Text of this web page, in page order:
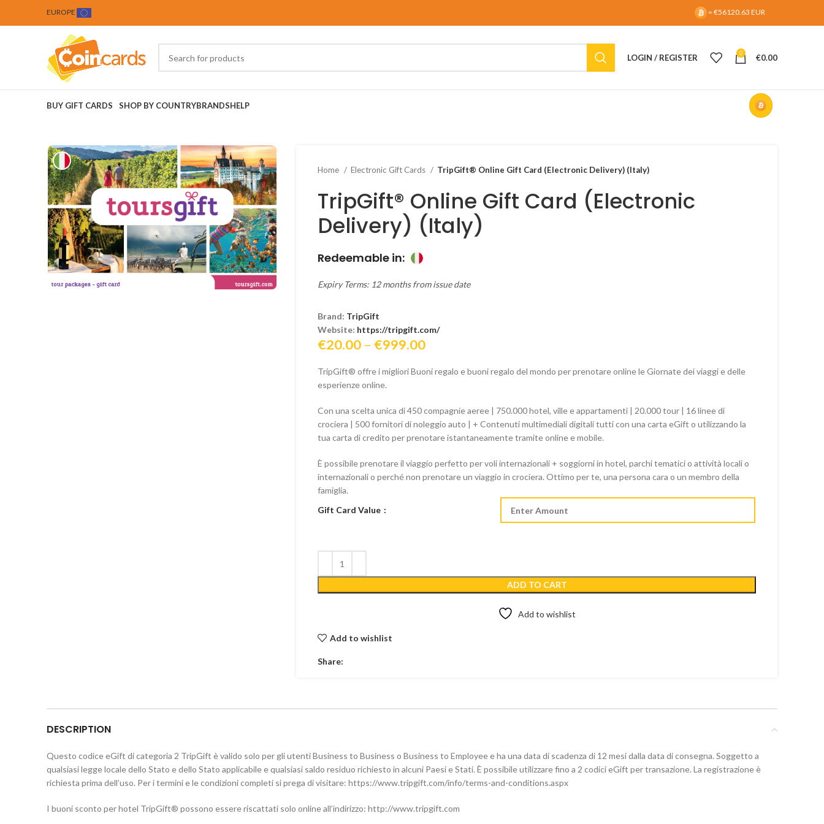
EUROPE = €56120.63 EUR
LOGIN / REGISTER 0 €0.00
BUY GIFT CARDS SHOP BY COUNTRYBRANDSHELP
Home Electronic Gift Cards TripGift® Online Gift Card (Electronic Delivery) (Italy)
TripGift® Online Gift Card (Electronic
Delivery) (Italy)
Redeemable in:
Expiry Terms: 12 months from issue date
Brand: TripGift
Website: https://tripgift.com/
€20.00 – €999.00Price
€20.00
€999.00
TripGift® offre i migliori Buoni regalo e buoni regalo del mondo per prenotare online le Giornate dei viaggi e delle
esperienze online.
Con una scelta unica di 450 compagnie aeree | 750.000 hotel, ville e appartamenti | 20.000 tour | 16 linee di
crociera | 500 fornitori di noleggio auto | + Contenuti multimediali digitali tutti con una carta eGift o utilizzando la
tua carta di credito per prenotare istantaneamente tramite online e mobile.
È possibile prenotare il viaggio perfetto per voli internazionali + soggiorni in hotel, parchi tematici o attività locali o
internazionali o perché non prenotare un viaggio in crociera. Ottimo per te, una persona cara o un membro della
famiglia.
Gift Card Value
ADD TO CART
Add to wishlist
Add to wishlist
Share:
DESCRIPTION
Questo codice eGift di categoria 2 TripGift è valido solo per gli utenti Business to Business o Business to Employee e ha una data di scadenza di 12 mesi dalla data di consegna. Soggetto a
qualsiasi legge locale dello Stato e dello Stato applicabile e qualsiasi saldo residuo richiesto in alcuni Paesi e Stati. È possibile utilizzare fino a 2 codici eGift per transazione. La registrazione è
richiesta prima dell’uso. Per i termini e le condizioni completi si prega di visitare: https://www.tripgift.com/info/terms-and-conditions.aspx
I buoni sconto per hotel TripGift® possono essere riscattati solo online all’indirizzo: http://www.tripgift.com